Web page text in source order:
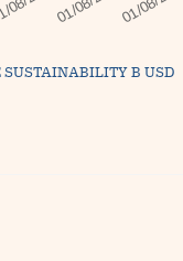
B USD